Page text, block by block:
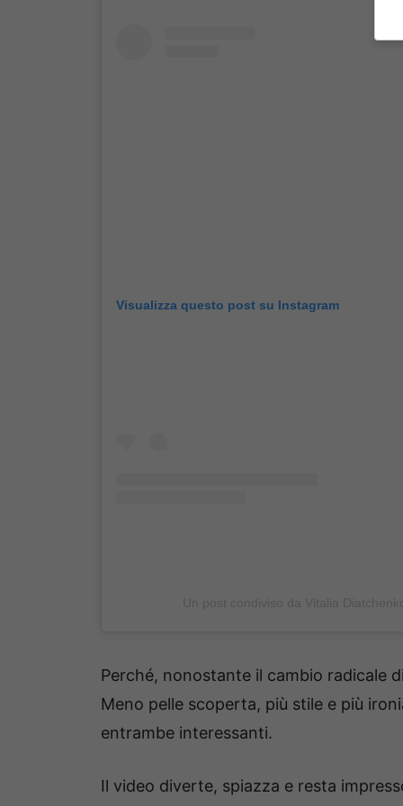
Visualizza questo post su Instagram
Perché, nonostante il cambio radicale
Meno pelle scoperta, più stile e più
entrambe interessanti.
Il video diverte, spiazza e resta